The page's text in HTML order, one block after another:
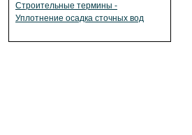
Строительные термины -
Уплотнение осадка сточных вод